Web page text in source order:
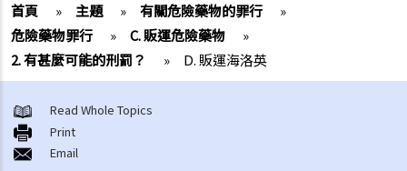
首頁 » 主題 » 有關危險藥物的罪行
»
危險藥物罪行
» C. 販運危險藥物
»
2. 有甚麼可能的刑罰？
» D. 販運海洛英
Read Whole Topics
Print
Email